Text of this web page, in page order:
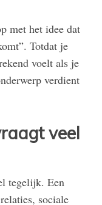
met het idee dat
Totdat je
voelt als je
verdient
veel
tegelijk. Een
sociale